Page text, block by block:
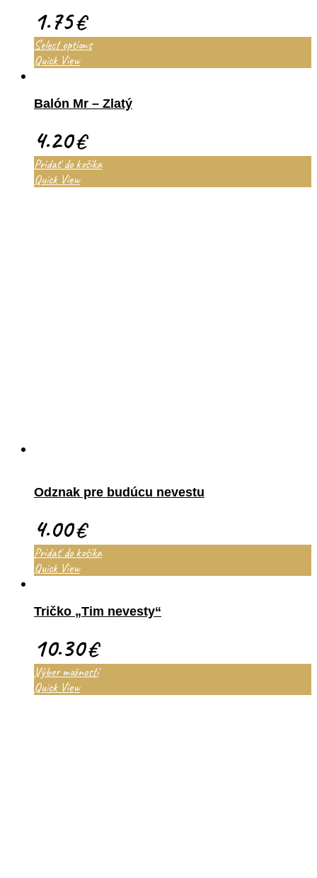
1.75€
Select options
Quick View
Balón Mr – Zlatý
4.20€
Pridať do košíka
Quick View
Odznak pre budúcu nevestu
4.00€
Pridať do košíka
Quick View
Tričko „Tim nevesty“
10.30€
Výber možností
Quick View